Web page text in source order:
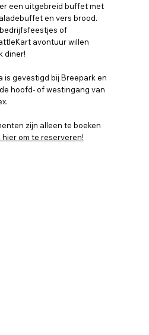
een uitgebreid buffet met
en vers brood.
of
avontuur willen
diner!
is gevestigd bij Breepark en
hoofd- of westingang van
zijn alleen te boeken
hier om te reserveren!